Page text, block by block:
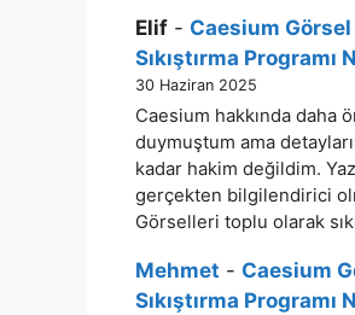
Elif - Caesium Görsel
Sıkıştırma Programı
30 Haziran 2025
Caesium hakkında daha
duymuştum ama
kadar hakim değildim.
gerçekten bilgilendirici
Görselleri toplu olarak
Mehmet - Caesium
Sıkıştırma Programı